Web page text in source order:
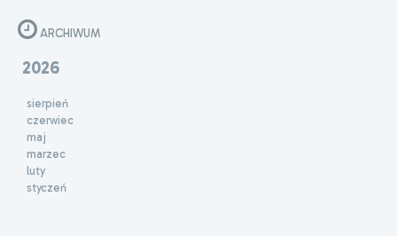
ARCHIWUM
2026
sierpień
czerwiec
maj
marzec
luty
styczeń